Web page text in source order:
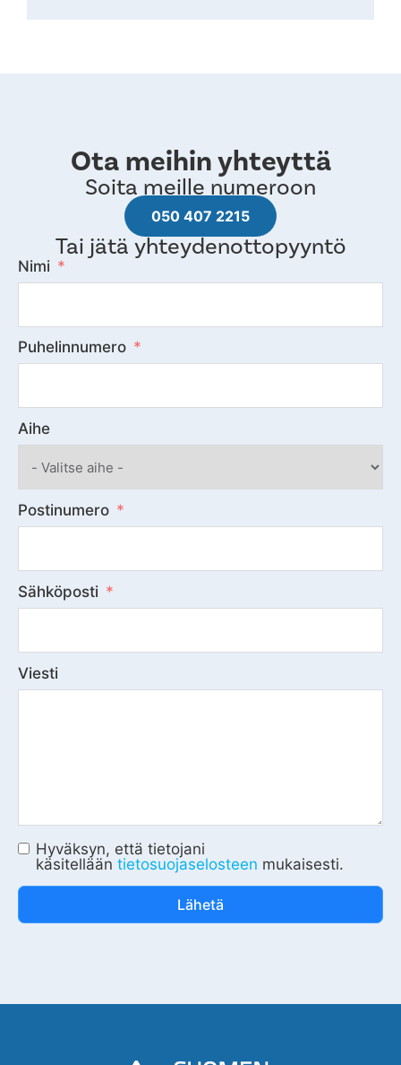
Ota meihin yhteyttä
Soita meille numeroon
050 407 2215
Tai jätä yhteydenottopyyntö
Nimi
Puhelinnumero
Aihe
Postinumero
Sähköposti
Viesti
Hyväksyn, että tietojani
käsitellään tietosuojaselosteen mukaisesti.
Lähetä